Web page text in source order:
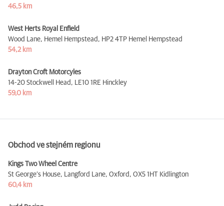
46,5 km
West Herts Royal Enfield
Wood Lane, Hemel Hempstead, HP2 4TP Hemel Hempstead
54,2 km
Drayton Croft Motorcyles
14-20 Stockwell Head,
LE10 1RE Hinckley
59,0 km
Obchod ve stejném regionu
Kings Two Wheel Centre
St George’s House, Langford Lane, Oxford, OX5 1HT Kidlington
60,4 km